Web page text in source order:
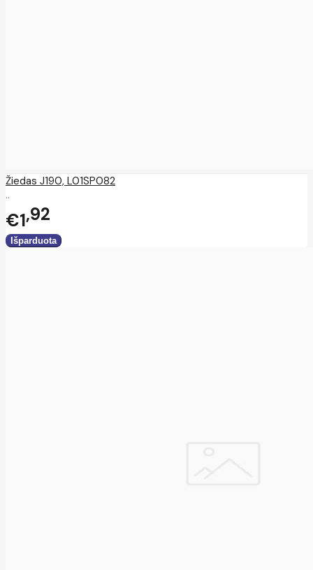
Žiedas J190, L01SP082
..
€1 92